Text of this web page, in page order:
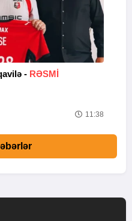
- RƏSMİ
11:38